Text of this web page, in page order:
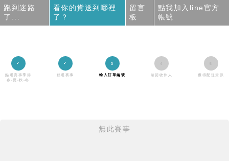
跑到迷路
了...
看你的貨送到哪裡
了？
留言
板
點我加入line官方
帳號
點選賽事季節
春-夏-秋-冬
點選賽事 輸入訂單編號 確認收件人 獲得配送資訊
無此賽事